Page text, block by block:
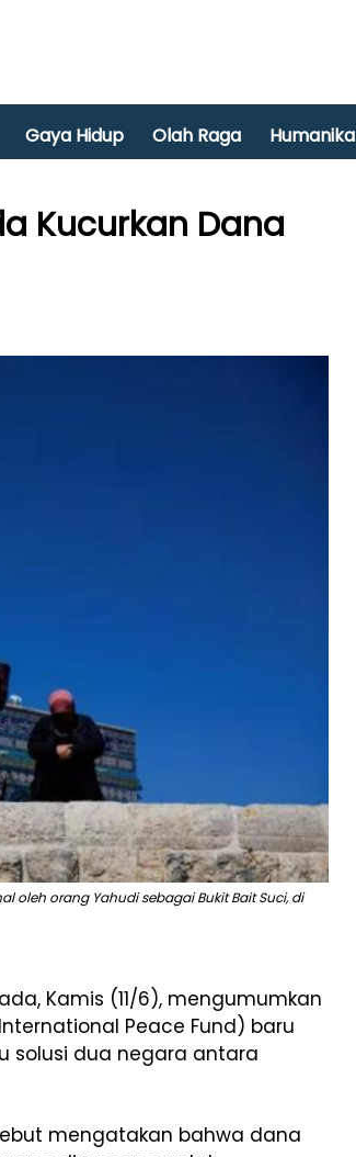
Gaya Hidup Olah Raga Humanika
Kucurkan Dana
oleh orang Yahudi sebagai Bukit Bait Suci, di
Kamis (11/6), mengumumkan
Peace Fund) baru
solusi dua negara antara
mengatakan bahwa dana